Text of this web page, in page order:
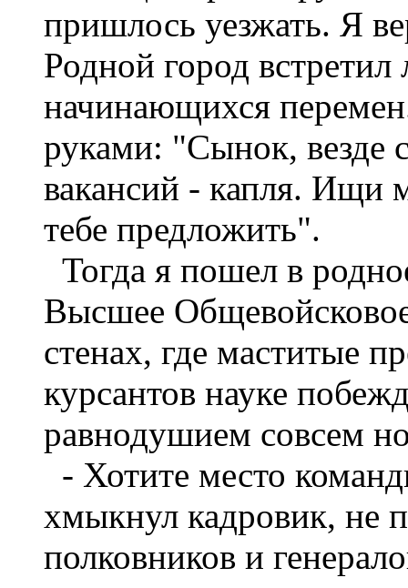
пришлось уезжать. Я
Родной город
начинающихся
руками: "Сынок, везде
вакансий - капля. Ищи
тебе предложить".
Тогда я пошел в
Высшее
стенах, где маститые
курсантов науке
равнодушием совсем
- Хотите место
хмыкнул кадровик, не
полковников и